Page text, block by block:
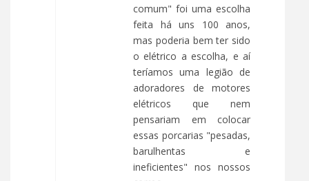
comum" foi uma escolha
feita há uns 100 anos,
mas poderia bem ter sido
o elétrico a escolha, e aí
teríamos uma legião de
adoradores de motores
elétricos que nem
pensariam em colocar
essas porcarias "pesadas,
barulhentas e
ineficientes" nos nossos